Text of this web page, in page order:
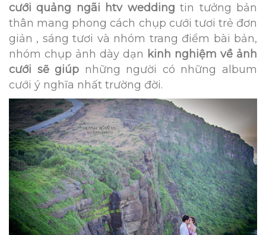
cưới quảng ngãi htv wedding tin tưởng bản
thân mang phong cách chụp cưới tươi trẻ đơn
giản , sáng tươi và nhóm trang điểm bài bản,
nhóm chụp ảnh dày dạn kinh nghiệm về ảnh
cưới sẽ giúp những người có những album
cưới ý nghĩa nhất trường đời.